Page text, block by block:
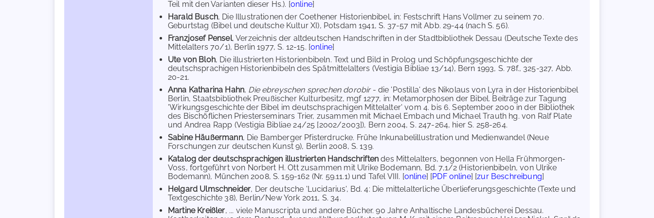
Teil mit den Varianten dieser Hs.). [online]
Harald Busch, Die Illustrationen der Coethener Historienbibel, in: Festschrift Hans Vollmer zu seinem 70.
Geburtstag (Bibel und deutsche Kultur XI), Potsdam 1941, S. 37-57 mit Abb. 29-44 (nach S. 56).
Franzjosef Pensel, Verzeichnis der altdeutschen Handschriften in der Stadtbibliothek Dessau (Deutsche Texte des
Mittelalters 70/1), Berlin 1977, S. 12-15. [online]
Ute von Bloh, Die illustrierten Historienbibeln. Text und Bild in Prolog und Schöpfungsgeschichte der
deutschsprachigen Historienbibeln des Spätmittelalters (Vestigia Bibliae 13/14), Bern 1993, S. 78f., 325-327, Abb.
20-21.
Anna Katharina Hahn, Die ebreyschen sprechen dorobir- die 'Postilla' des Nikolaus von Lyra in der Historienbibel
Berlin, Staatsbibliothek Preußischer Kulturbesitz, mgf 1277, in: Metamorphosen der Bibel. Beiträge zur Tagung
'Wirkungsgeschichte der Bibel im deutschsprachigen Mittelalter' vom 4. bis 6. September 2000 in der Bibliothek
des Bischöflichen Priesterseminars Trier, zusammen mit Michael Embach und Michael Trauth hg. von Ralf Plate
und Andrea Rapp (Vestigia Bibliae 24/25 [2002/2003]), Bern 2004, S. 247-264, hier S. 258-264.
Sabine Häußermann, Die Bamberger Pfisterdrucke. Frühe Inkunabelillustration und Medienwandel (Neue
Forschungen zur deutschen Kunst 9), Berlin 2008, S. 139.
Katalog der deutschsprachigen illustrierten Handschriften des Mittelalters, begonnen von Hella Frühmorgen-
Voss, fortgeführt von Norbert H. Ott zusammen mit Ulrike Bodemann, Bd. 7,1/2 (Historienbibeln, von Ulrike
Bodemann), München 2008, S. 159-162 (Nr. 59.11.1) und Tafel VIII. [online] [PDF online] [zur Beschreibung]
Helgard Ulmschneider, Der deutsche 'Lucidarius', Bd. 4: Die mittelalterliche Überlieferungsgeschichte (Texte und
Textgeschichte 38), Berlin/New York 2011, S. 34.
Martine Kreißler, ... viele Manuscripta und andere Bücher. 90 Jahre Anhaltische Landesbücherei Dessau.